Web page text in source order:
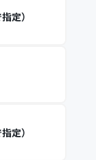
定）
定）